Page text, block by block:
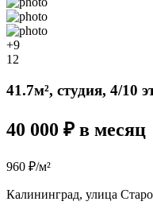
+9
12
41.7м², студия, 4/10
40 000 ₽ в месяц
960 ₽/м²
Калининград, улица